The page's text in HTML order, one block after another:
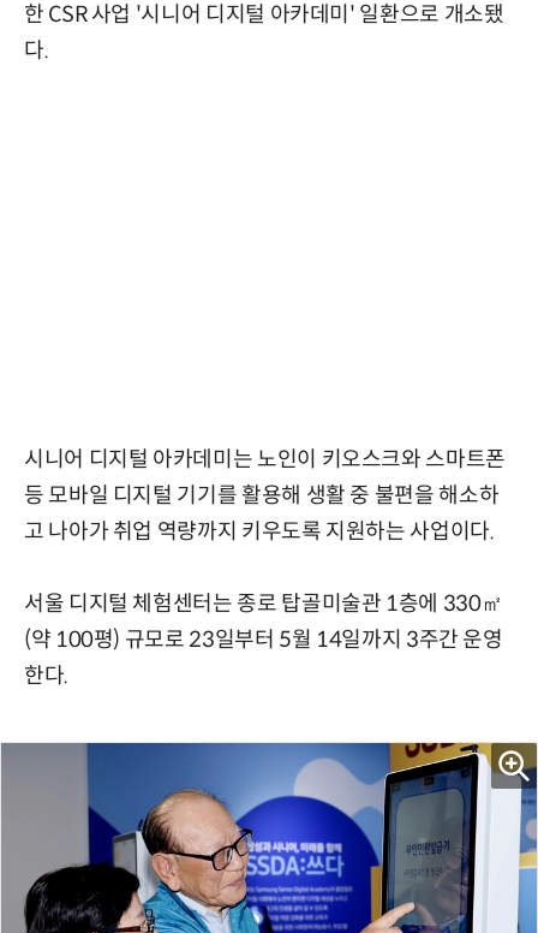
한 CSR 사업 '시니어 디지털 아카데미' 일환으로 개소됐
다.
시니어 디지털 아카데미는 노인이 키오스크와 스마트폰
등 모바일 디지털 기기를 활용해 생활 중 불편을 해소하
고 나아가 취업 역량까지 키우도록 지원하는 사업이다.
서울 디지털 체험센터는 종로 탑골미술관 1층에 330㎡
(약 100평) 규모로 23일부터 5월 14일까지 3주간 운영
한다.